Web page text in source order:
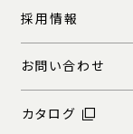
採用情報
お問い合わせ
カタログ